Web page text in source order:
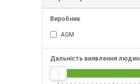
Виробник
AGM
Дальність виявлення